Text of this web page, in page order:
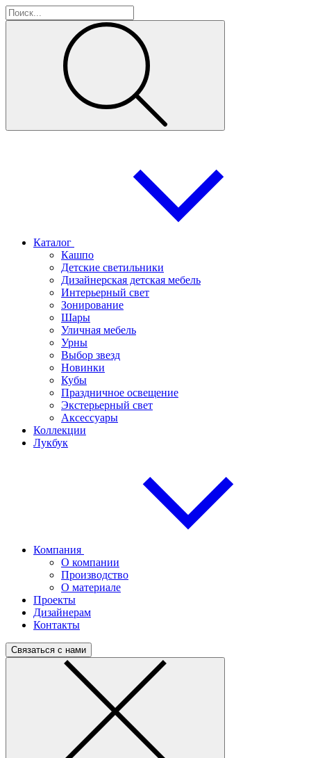
Каталог
Кашпо
Детские светильники
Дизайнерская детская мебель
Интерьерный свет
Зонирование
Шары
Уличная мебель
Урны
Выбор звезд
Новинки
Кубы
Праздничное освещение
Экстерьерный свет
Аксессуары
Коллекции
Лукбук
Компания
О компании
Производство
О материале
Проекты
Дизайнерам
Контакты
Связаться с нами